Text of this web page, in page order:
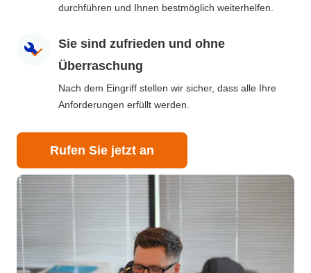
durchführen und Ihnen bestmöglich weiterhelfen.
Sie sind zufrieden und ohne
Überraschung
Nach dem Eingriff stellen wir sicher, dass alle Ihre
Anforderungen erfüllt werden.
Rufen Sie jetzt an